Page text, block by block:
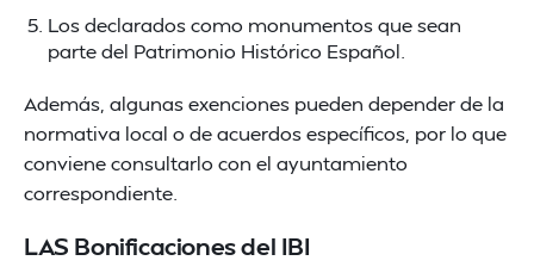
Los declarados como monumentos que sean
parte del Patrimonio Histórico Español.
Además, algunas exenciones pueden depender de la
normativa local o de acuerdos específicos, por lo que
conviene consultarlo con el ayuntamiento
correspondiente.
LAS Bonificaciones del IBI